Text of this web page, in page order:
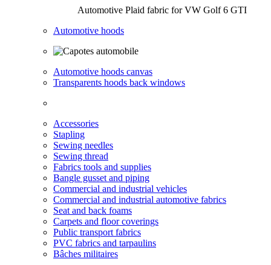
Automotive Plaid fabric for VW Golf 6 GTI
Automotive hoods
Automotive hoods canvas
Transparents hoods back windows
Accessories
Stapling
Sewing needles
Sewing thread
Fabrics tools and supplies
Bangle gusset and piping
Commercial and industrial vehicles
Commercial and industrial automotive fabrics
Seat and back foams
Carpets and floor coverings
Public transport fabrics
PVC fabrics and tarpaulins
Bâches militaires